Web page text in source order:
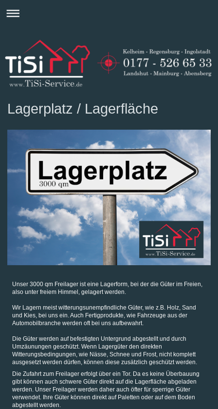
Lagerplatz / Lagerfläche
Unser 3000 qm Freilager ist eine Lagerform, bei der die Güter im Freien,
also unter freiem Himmel, gelagert werden.
Wir Lagern meist witterungsunempfindliche Güter, wie z.B. Holz, Sand
und Kies, bei uns ein. Auch Fertigprodukte, wie Fahrzeuge aus der
Automobilbranche werden oft bei uns aufbewahrt.
Die Güter werden auf befestigten Untergrund abgestellt und durch
Umzäunungen geschützt. Wenn Lagergüter den direkten
Witterungsbedingungen, wie Nässe, Schnee und Frost, nicht komplett
ausgesetzt werden dürfen, können diese zusätzlich geschützt werden.
Die Zufahrt zum Freilager erfolgt über ein Tor. Da es keine Überbauung
gibt können auch schwere Güter direkt auf die Lagerfläche abgeladen
werden. Unser Freilager werden daher auch öfter für sperrige Güter
verwendet. Ihre Güter können direkt auf Paletten oder auf dem Boden
abgestellt werden.